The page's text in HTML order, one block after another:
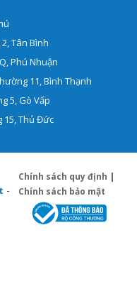
Tân Bình
Phú Nhuận
11, Bình Thạnh
5, Gò Vấp
15, Thủ Đức
-
Chính sách quy định |
Chính sách bảo mật